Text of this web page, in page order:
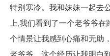
特别寒冷。我和妹妹一起去
上,我们看到了一个老爷爷
个情景让我感到心痛和无助